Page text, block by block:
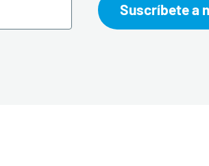
Suscríbete a